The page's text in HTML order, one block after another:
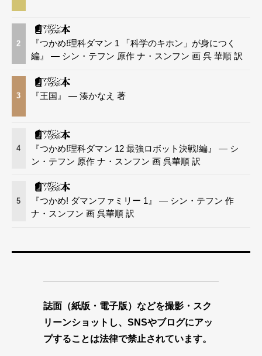
2
『つかめ!理科ダマン 1 「科学のキホン」が身につく
編』 — シン・テフン 原作 ナ・スンフン 画 呉 華順 訳
3 『王国』 — 湊かなえ 著
4
『つかめ!理科ダマン 12 最強ロボット決戦!編』 — シ
ン・テフン 原作 ナ・スンフン 画 呉華順 訳
5
『つかめ! ダマンファミリー 1』 — シン・テフン 作
ナ・スンフン 画 呉華順 訳
誌面（紙版・電子版）などを撮影・スク
リーンショットし、SNSやブログにアッ
プすることは法律で禁止されています。